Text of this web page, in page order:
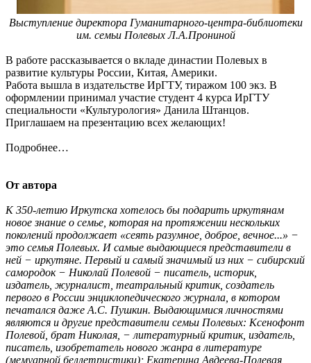
Выступление директора Гуманитарного-центра-библиотеки
им. семьи Полевых Л.А.Прониной
В работе рассказывается о вкладе династии Полевых в
развитие культуры России, Китая, Америки.
Работа вышла в издательстве ИрГТУ, тиражом 100 экз. В
оформлении принимал участие студент 4 курса ИрГТУ
специальности «Культурология» Данила Штанцов.
Приглашаем на презентацию всех желающих!
Подробнее…
От автора
К 350-летию Иркутска хотелось бы подарить иркутянам
новое знание о семье, которая на протяжении нескольких
поколений продолжает «сеять разумное, доброе, вечное...» −
это семья Полевых. И самые выдающиеся представители в
ней − иркутяне. Первый и самый значимый из них − сибирский
самородок − Николай Полевой − писатель, историк,
издатель, журналист, театральный критик, создатель
первого в России энциклопедического журнала, в котором
печатался даже А.С. Пушкин. Выдающимися личностями
являются и другие представители семьи Полевых: Ксенофонт
Полевой, брат Николая, − литературный критик, издатель,
писатель, изобретатель нового жанра в литературе
(мемуарной беллетристики); Екатерина Авдеева-Полевая,